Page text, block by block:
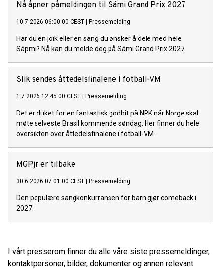
Nå åpner påmeldingen til Sámi Grand Prix 2027
10.7.2026 06:00:00 CEST Pressemelding
Har du en joik eller en sang du ønsker å dele med hele
Sápmi? Nå kan du melde deg på Sámi Grand Prix 2027.
Slik sendes åttedelsfinalene i fotball-VM
1.7.2026 12:45:00 CEST Pressemelding
Det er duket for en fantastisk godbit på NRK når Norge skal
møte selveste Brasil kommende søndag. Her finner du hele
oversikten over åttedelsfinalene i fotball-VM.
MGPjr er tilbake
30.6.2026 07:01:00 CEST Pressemelding
Den populære sangkonkurransen for barn gjør comeback i
2027.
I vårt presserom finner du alle våre siste pressemeldinger,
kontaktpersoner, bilder, dokumenter og annen relevant